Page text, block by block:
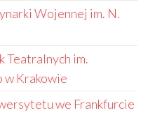
Wojennej im. N.
Teatralnych im.
w Krakowie
we Frankfurcie